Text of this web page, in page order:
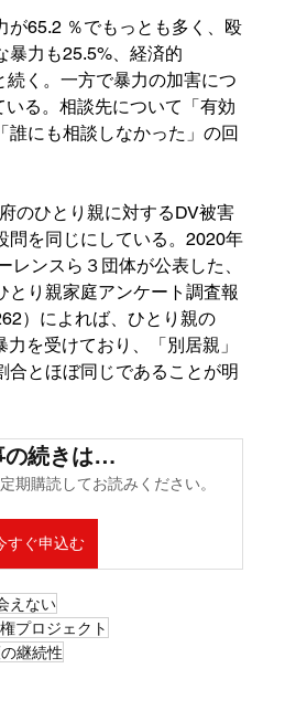
が65.2 ％でもっとも多く、殴
暴力も25.5%、経済的
続く。一方で暴力の加害につ
る。相談先について「有効
誰にも相談しなかった」の回
のひとり親に対するDV被害
問を同じにしている。2020年
レンスら３団体が公表した、
とり親家庭アンケート調査報
）によれば、ひとり親の
を受けており、「別居親」
合とほぼ同じであることが明
の続きは…
期購読してお読みください。
すぐ申込む
えない
プロジェクト
継続性